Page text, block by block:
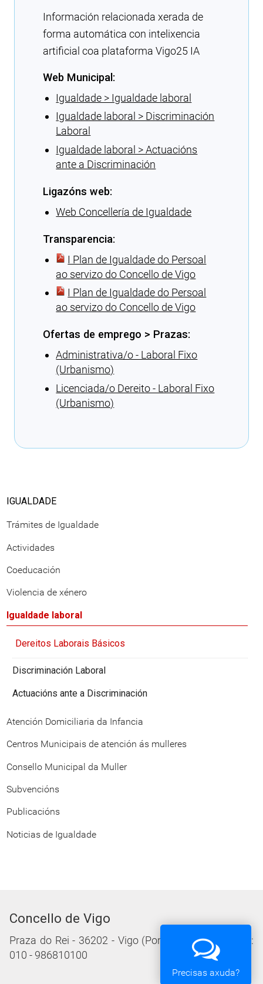
Información relacionada xerada de
forma automática con intelixencia
artificial coa plataforma Vigo25 IA
Web Municipal:
Igualdade > Igualdade laboral
Igualdade laboral > Discriminación
Laboral
Igualdade laboral > Actuacións
ante a Discriminación
Ligazóns web:
Web Concellería de Igualdade
Transparencia:
I Plan de Igualdade do Persoal
ao servizo do Concello de Vigo
I Plan de Igualdade do Persoal
ao servizo do Concello de Vigo
Ofertas de emprego > Prazas:
Administrativa/o - Laboral Fixo
(Urbanismo)
Licenciada/o Dereito - Laboral Fixo
(Urbanismo)
IGUALDADE
Trámites de Igualdade
Actividades
Coeducación
Violencia de xénero
Igualdade laboral
Dereitos Laborais Básicos
Discriminación Laboral
Actuacións ante a Discriminación
Atención Domiciliaria da Infancia
Centros Municipais de atención ás mulleres
Consello Municipal da Muller
Subvencións
Publicacións
Noticias de Igualdade
Concello de Vigo
Praza do Rei - 36202 - Vigo (Pontevedra) - Teléfono:
010 - 986810100
Precisas axuda?